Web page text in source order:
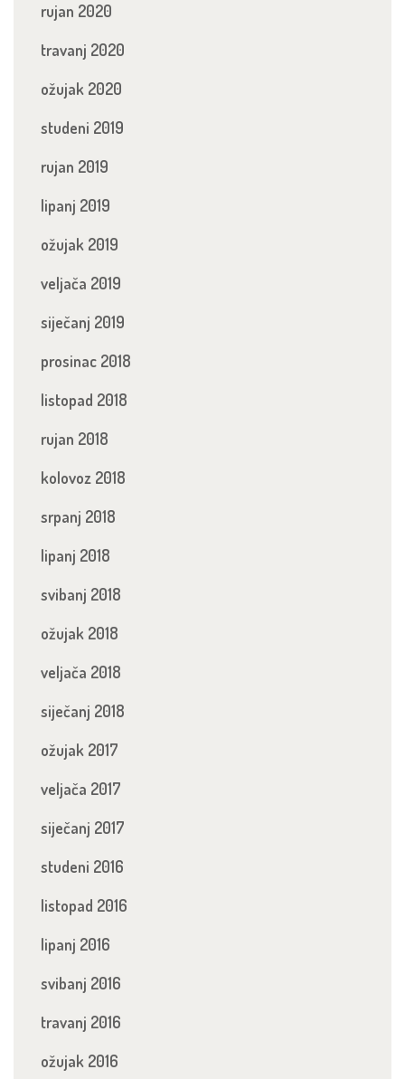
rujan 2020
travanj 2020
ožujak 2020
studeni 2019
rujan 2019
lipanj 2019
ožujak 2019
veljača 2019
siječanj 2019
prosinac 2018
listopad 2018
rujan 2018
kolovoz 2018
srpanj 2018
lipanj 2018
svibanj 2018
ožujak 2018
veljača 2018
siječanj 2018
ožujak 2017
veljača 2017
siječanj 2017
studeni 2016
listopad 2016
lipanj 2016
svibanj 2016
travanj 2016
ožujak 2016